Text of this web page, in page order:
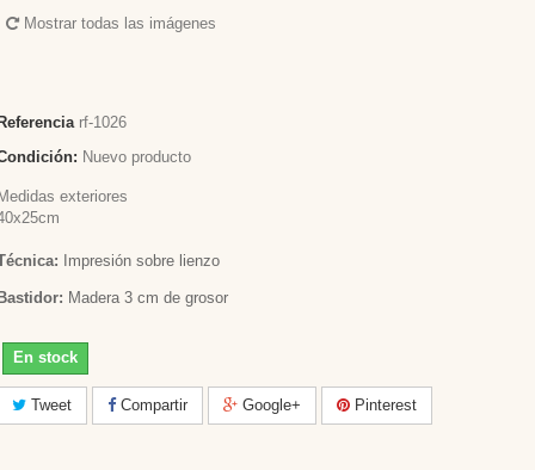
Mostrar todas las imágenes
rf-1026
Nuevo producto
exteriores
Impresión sobre lienzo
Madera 3 cm de grosor
En stock
Tweet Compartir Google+ Pinterest